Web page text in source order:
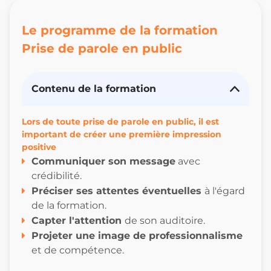
Le programme de la formation
Prise de parole en public
Contenu de la formation
Lors de toute prise de parole en public, il est
important de créer une première impression
positive
Communiquer son message avec
crédibilité.
Préciser ses attentes éventuelles à l'égard
de la formation.
Capter l'attention de son auditoire.
Projeter une image de professionnalisme
et de compétence.